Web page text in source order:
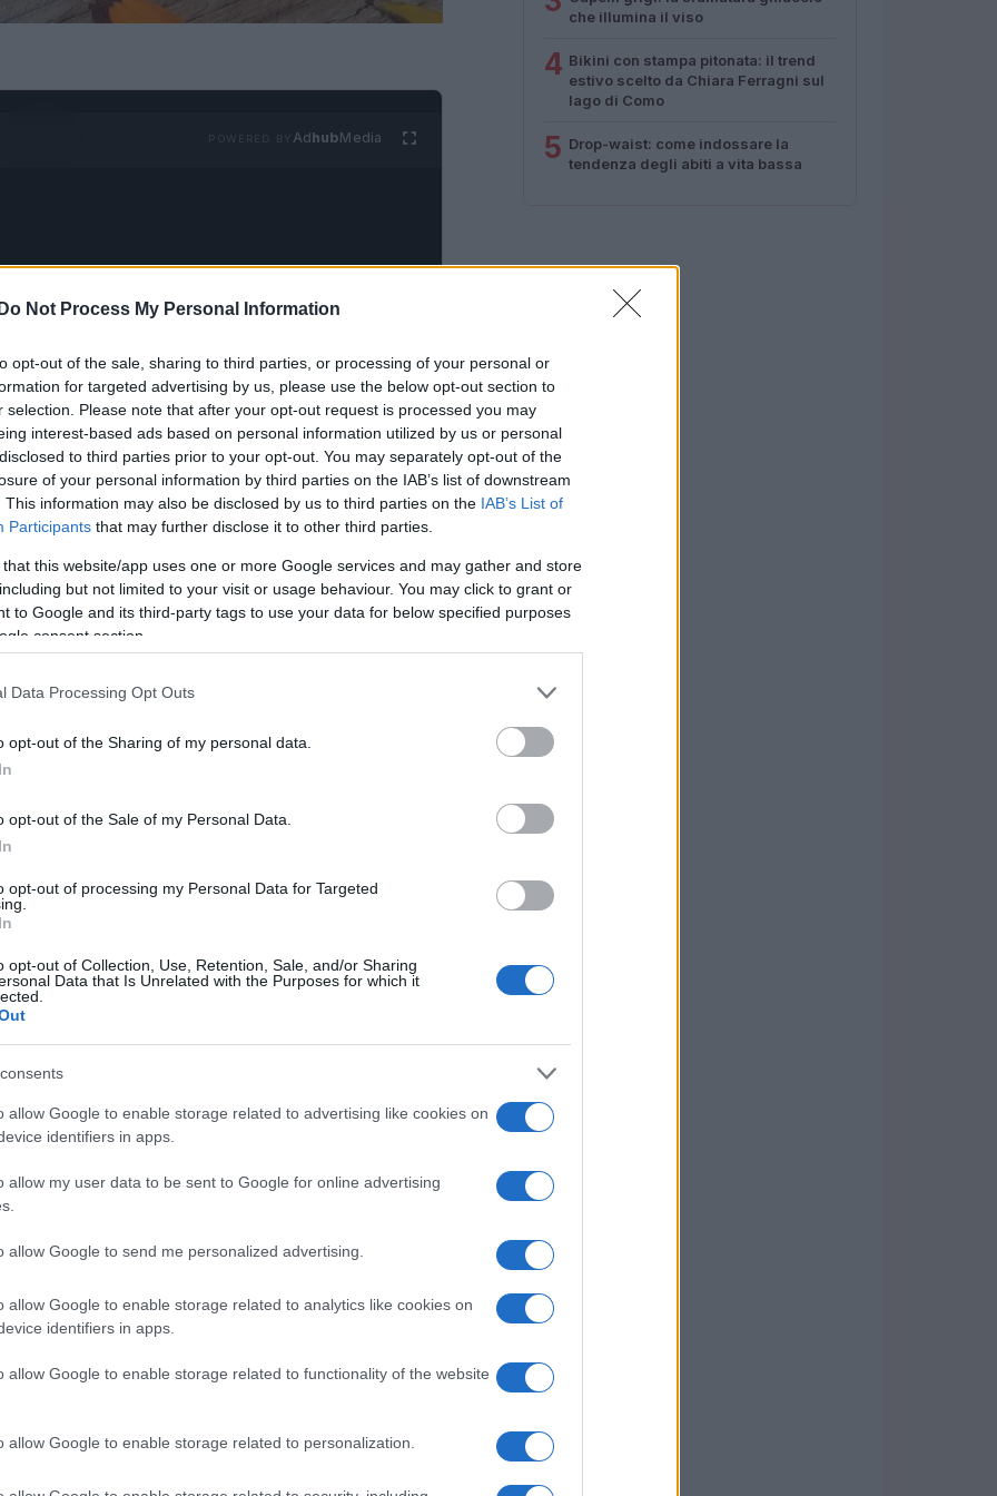
Not Process My Personal Information
opt-out of the sale, sharing to third parties, or processing of your personal or
for targeted advertising by us, please use the below opt-out section to
selection. Please note that after your opt-out request is processed you may
interest-based ads based on personal information utilized by us or personal
to third parties prior to your opt-out. You may separately opt-out of the
of your personal information by third parties on the IAB’s list of downstream
This information may also be disclosed by us to third parties on the IAB’s List of
Participants that may further disclose it to other third parties.
this website/app uses one or more Google services and may gather and store
but not limited to your visit or usage behaviour. You may click to grant or
to Google and its third-party tags to use your data for below specified purposes
consent section.
Data Processing Opt Outs
opt-out of the Sharing of my personal data.
opt-out of the Sale of my Personal Data.
opt-out of processing my Personal Data for Targeted
opt-out of Collection, Use, Retention, Sale, and/or Sharing
Data that Is Unrelated with the Purposes for which it
allow Google to enable storage related to advertising like cookies on
identifiers in apps.
allow my user data to be sent to Google for online advertising
allow Google to send me personalized advertising.
allow Google to enable storage related to analytics like cookies on
identifiers in apps.
allow Google to enable storage related to functionality of the website
allow Google to enable storage related to personalization.
AdhubMedia
precoce. L’olio è un nutriente
per prevenire
, l’olio contiene ingredienti attivi molto
salicilico, mucillagini, tannini, saponina,
antinfiammatorie, curative, fungicide e
allevia le contratture e i crampi muscolari,
naturale
lenitive e antibatteriche. Oltre a ciò, l’olio
noto anche come un trattamento per
che illumina il viso
4 Bikini con stampa pitonata: il trend
estivo scelto da Chiara Ferragni sul
lago di Como
5 Drop-waist: come indossare la
tendenza degli abiti a vita bassa